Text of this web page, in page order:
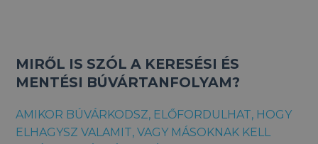
MIRŐL IS SZÓL A KERESÉSI ÉS
MENTÉSI BÚVÁRTANFOLYAM?
AMIKOR BÚVÁRKODSZ, ELŐFORDULHAT, HOGY
ELHAGYSZ VALAMIT, VAGY MÁSOKNAK KELL